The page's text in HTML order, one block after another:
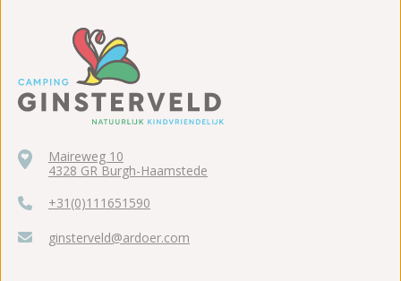
Maireweg 10
4328 GR Burgh-Haamstede
+31(0)111651590
ginsterveld@ardoer.com